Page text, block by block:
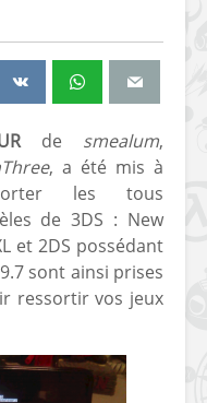
de smealum,
, a été mis à
les tous
de 3DS : New
et 2DS possédant
sont ainsi prises
ressortir vos jeux